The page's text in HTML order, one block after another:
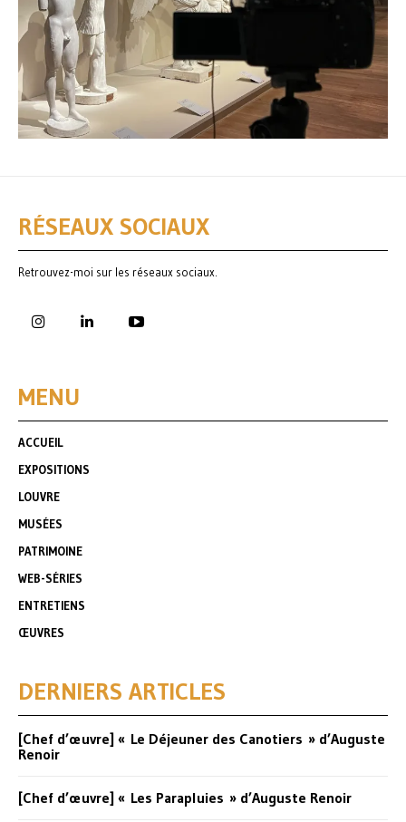
RÉSEAUX SOCIAUX
Retrouvez-moi sur les réseaux sociaux.
MENU
ACCUEIL
EXPOSITIONS
LOUVRE
MUSÉES
PATRIMOINE
WEB-SÉRIES
ENTRETIENS
ŒUVRES
DERNIERS ARTICLES
[Chef d’œuvre] « Le Déjeuner des Canotiers » d’Auguste
Renoir
[Chef d’œuvre] « Les Parapluies » d’Auguste Renoir